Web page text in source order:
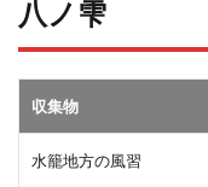
八ノ雫
収集物
水籠地方の風習